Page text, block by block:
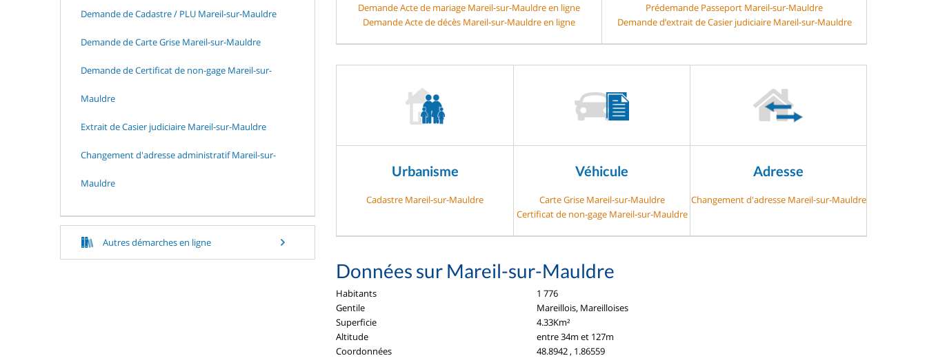
Demande de Cadastre / PLU Mareil-sur-Mauldre
Demande de Carte Grise Mareil-sur-Mauldre
Demande de Certificat de non-gage Mareil-sur-
Mauldre
Extrait de Casier judiciaire Mareil-sur-Mauldre
Changement d'adresse administratif Mareil-sur-
Mauldre
Autres démarches en ligne
Demande Acte de mariage Mareil-sur-Mauldre en ligne
Demande Acte de décès Mareil-sur-Mauldre en ligne
Prédemande Passeport Mareil-sur-Mauldre
Demande d’extrait de Casier judiciaire Mareil-sur-Mauldre
Urbanisme
Cadastre Mareil-sur-Mauldre
Véhicule
Carte Grise Mareil-sur-Mauldre
Certificat de non-gage Mareil-sur-Mauldre
Adresse
Changement d'adresse Mareil-sur-Mauldre
Données sur Mareil-sur-Mauldre
Habitants
1 776
Gentile
Mareillois, Mareilloises
Superficie
4.33Km²
Altitude
entre 34m et 127m
Coordonnées
48.8942 , 1.86559